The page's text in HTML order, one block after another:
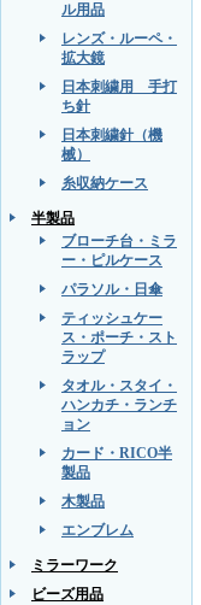
ル用品
レンズ・ルーペ・
拡大鏡
日本刺繍用 手打
ち針
日本刺繍針（機
械）
糸収納ケース
半製品
ブローチ台・ミラ
ー・ピルケース
パラソル・日傘
ティッシュケー
ス・ポーチ・スト
ラップ
タオル・スタイ・
ハンカチ・ランチ
ョン
カード・RICO半
製品
木製品
エンブレム
ミラーワーク
ビーズ用品